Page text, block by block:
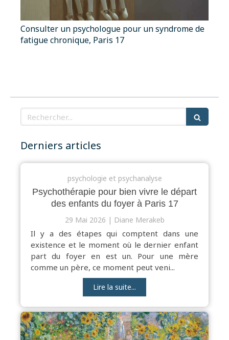
Consulter un psychologue pour un syndrome de
fatigue chronique, Paris 17
Rechercher
Derniers articles
psychologie et psychanalyse
Psychothérapie pour bien vivre le départ
des enfants du foyer à Paris 17
29 Mai 2026 Diane Merakeb
Il y a des étapes qui comptent dans une
existence et le moment où le dernier enfant
part du foyer en est un. Pour une mère
comme un père, ce moment peut veni...
Lire la suite...